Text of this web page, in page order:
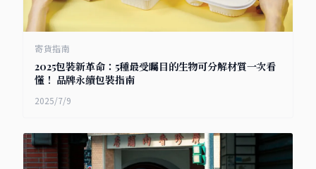
寄貨指南
2025包裝新革命：5種最受矚目的生物可分解材質一次看
懂！ 品牌永續包裝指南
2025/7/9